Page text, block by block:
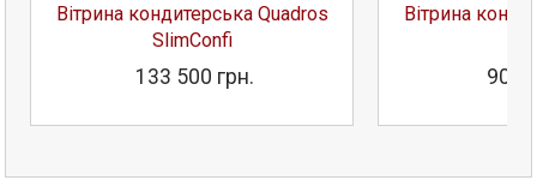
Вітрина кондитерська Quadros
SlimConfi
133 500 грн.
Вітрина
90